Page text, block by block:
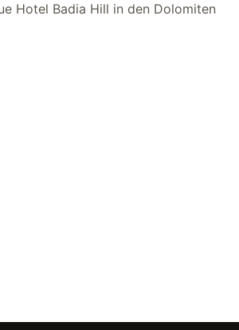
Hotel Badia Hill in den Dolomiten